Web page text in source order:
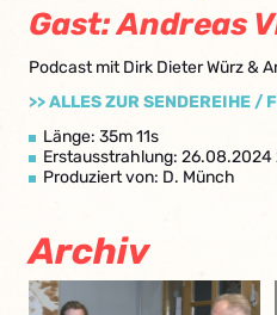
Gast: Andreas
Podcast mit Dirk Dieter Würz &
>> ALLES ZUR SENDEREIHE /
Länge: 35m 11s
Erstausstrahlung: 26.08.2024
Produziert von: D. Münch
Archiv